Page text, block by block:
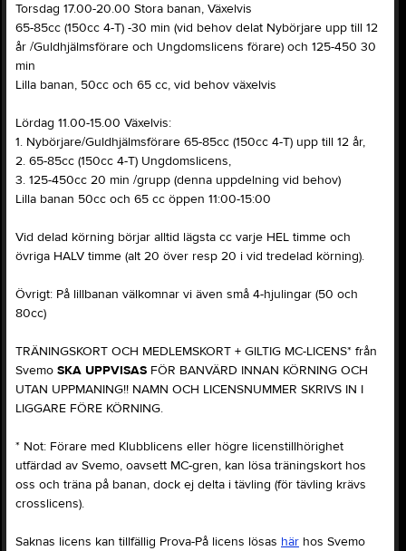
Torsdag 17.00-20.00 Stora banan, Växelvis
65-85cc (150cc 4-T) -30 min (vid behov delat Nybörjare upp till 12
år /Guldhjälmsförare och Ungdomslicens förare) och 125-450 30
min
Lilla banan, 50cc och 65 cc, vid behov växelvis
Lördag 11.00-15.00 Växelvis:
1. Nybörjare/Guldhjälmsförare 65-85cc (150cc 4-T) upp till 12 år,
2. 65-85cc (150cc 4-T) Ungdomslicens,
3. 125-450cc 20 min /grupp (denna uppdelning vid behov)
Lilla banan 50cc och 65 cc öppen 11:00-15:00
Vid delad körning börjar alltid lägsta cc varje HEL timme och
övriga HALV timme (alt 20 över resp 20 i vid tredelad körning).
Övrigt: På lillbanan välkomnar vi även små 4-hjulingar (50 och
80cc)
TRÄNINGSKORT OCH MEDLEMSKORT + GILTIG MC-LICENS* från
Svemo SKA UPPVISAS FÖR BANVÄRD INNAN KÖRNING OCH
UTAN UPPMANING!! NAMN OCH LICENSNUMMER SKRIVS IN I
LIGGARE FÖRE KÖRNING.
* Not: Förare med Klubblicens eller högre licenstillhörighet
utfärdad av Svemo, oavsett MC-gren, kan lösa träningskort hos
oss och träna på banan, dock ej delta i tävling (för tävling krävs
crosslicens).
Saknas licens kan tillfällig Prova-På licens lösas här hos Svemo